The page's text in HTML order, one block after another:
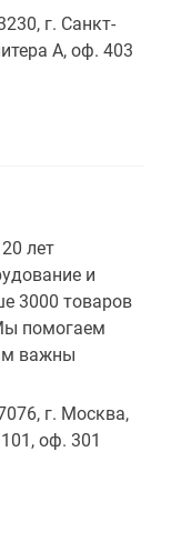
г. Санкт-
А, оф. 403
лет
и
3000 товаров
помогаем
важны
г. Москва,
оф. 301